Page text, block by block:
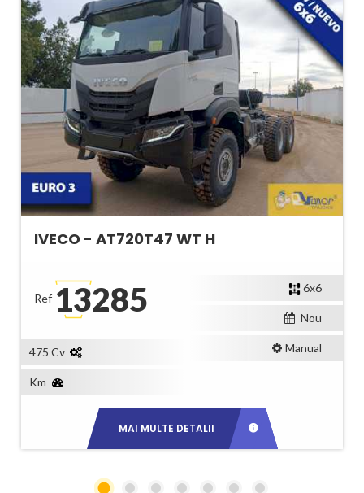
IVECO - AT720T47 WT H
Ref 13285
475 Cv
Km
6x6
Nou
Manual
MAI MULTE DETALII